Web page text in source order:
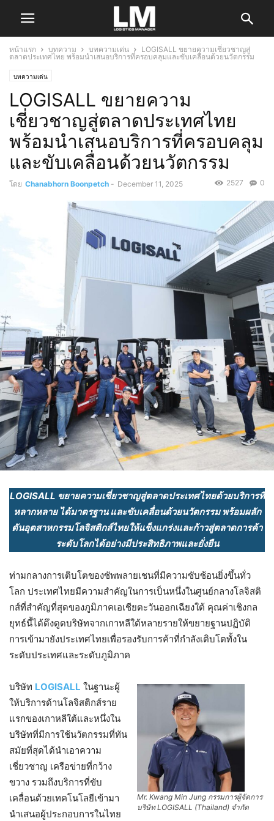
หน้าแรก บทความ บทความเด่น
LOGISALL ขยายความเชี่ยวชาญสู่
ตลาดประเทศไทย พร้อมนำเสนอบริการที่ครอบคลุมและขับเคลื่อนด้วยนวัตกรรม
บทความเด่น
LOGISALL ขยายความ
เชี่ยวชาญสู่ตลาดประเทศไทย
พร้อมนำเสนอบริการที่ครอบคลุม
และขับเคลื่อนด้วยนวัตกรรม
โดย Chanabhorn Boonpetch - December 11, 2025 0
2527
LOGISALL ขยายความเชี่ยวชาญสู่ตลาดประเทศไทยด้วยบริการที่
หลากหลาย ได้มาตรฐาน และขับเคลื่อนด้วยนวัตกรรม พร้อมผลัก
ดันอุตสาหกรรมโลจิสติกส์ไทยให้แข็งแกร่งและก้าวสู่ตลาดการค้า
ระดับโลกได้อย่างมีประสิทธิภาพและยั่งยืน
ท่ามกลางการเติบโตของซัพพลายเชนที่มีความซับซ้อนยิ่งขึ้นทั่ว
โลก ประเทศไทยมีความสำคัญในการเป็นหนึ่งในศูนย์กลางโลจิสติ
กส์ที่สำคัญที่สุดของภูมิภาคเอเชียตะวันออกเฉียงใต้ คุณค่าเชิงกล
ยุทธ์นี้ได้ดึงดูดบริษัทจากเกาหลีใต้หลายรายให้ขยายฐานปฏิบัติ
การเข้ามายังประเทศไทยเพื่อรองรับการค้าที่กำลังเติบโตทั้งใน
ระดับประเทศและระดับภูมิภาค
Mr. Kwang Min Jung กรรมการผู้จัดการ
บริษัท LOGISALL (Thailand) จำกัด
บริษัท LOGISALL ในฐานะผู้
ให้บริการด้านโลจิสติกส์ราย
แรกของเกาหลีใต้และหนึ่งใน
บริษัทที่มีการใช้นวัตกรรมที่ทัน
สมัยที่สุดได้นำเอาความ
เชี่ยวชาญ เครือข่ายที่กว้าง
ขวาง รวมถึงบริการที่ขับ
เคลื่อนด้วยเทคโนโลยีเข้ามา
นำเสนอผู้ประกอบการในไทย